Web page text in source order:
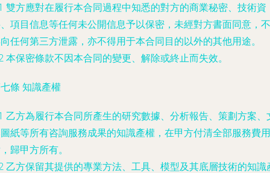
雙方應對在履行本合同過程中知悉的對方的商業秘密、技術資
項目信息等任何未公開信息予以保密，未經對方書面同意，不
任何第三方泄露，亦不得用于本合同目的以外的其他用途。
本保密條款不因本合同的變更、解除或終止而失效。
條 知識產權
乙方為履行本合同所產生的研究數據、分析報告、策劃方案、
紙等所有咨詢服務成果的知識產權，在甲方付清全部服務費用
歸甲方所有。
乙方保留其提供的專業方法、工具、模型及其底層技術的知識